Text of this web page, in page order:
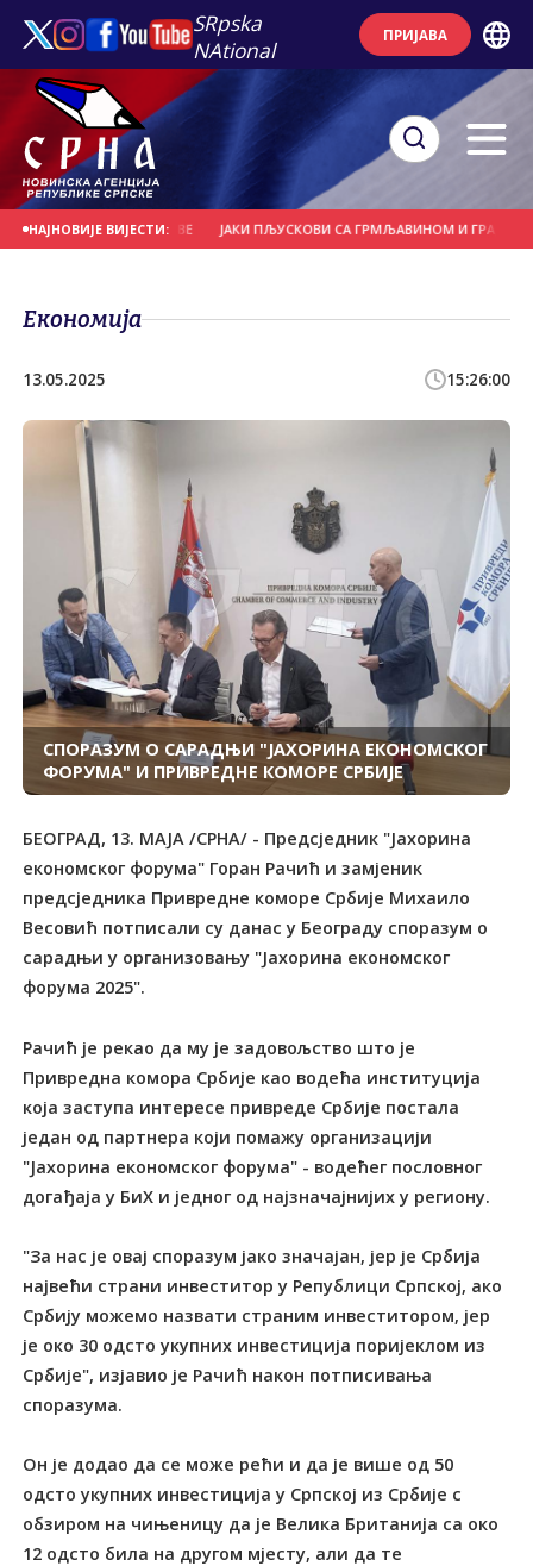
SRpska
NAtional
ПРИЈАВА
НАЈНОВИЈЕ ВИЈЕСТИ:
И НОСИЛА КРОВОВЕ ЈАКИ ПЉУСКОВИ СА ГРМЉАВИНОМ И ГРАДОМ У
Економија
13.05.2025 15:26:00
СПОРАЗУМ О САРАДЊИ "ЈАХОРИНА ЕКОНОМСКОГ
ФОРУМА" И ПРИВРЕДНЕ КОМОРЕ СРБИЈЕ
БЕОГРАД, 13. МАЈА /СРНА/ - Предсједник "Јахорина
економског форума" Горан Рачић и замјеник
предсједника Привредне коморе Србије Михаило
Весовић потписали су данас у Београду споразум о
сарадњи у организовању "Јахорина економског
форума 2025".
Рачић је рекао да му је задовољство што је
Привредна комора Србије као водећа институција
која заступа интересе привреде Србије постала
један од партнера који помажу организацији
"Јахорина економског форума" - водећег пословног
догађаја у БиХ и једног од најзначајнијих у региону.
"За нас је овај споразум јако значајан, јер је Србија
највећи страни инвеститор у Републици Српској, ако
Србију можемо назвати страним инвеститором, јер
је око 30 одсто укупних инвестиција поријеклом из
Србије", изјавио је Рачић након потписивања
споразума.
Он је додао да се може рећи и да је више од 50
одсто укупних инвестиција у Српској из Србије с
обзиром на чињеницу да је Велика Британија са око
12 одсто била на другом мјесту, али да те